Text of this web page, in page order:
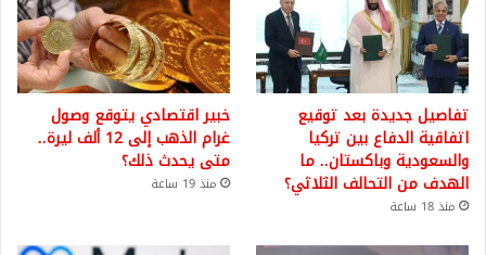
تفاصيل جديدة بعد توقيع
اتفاقية الدفاع بين تركيا
والسعودية وباكستان.. ما
الهدف من التحالف الثلاثي؟
منذ 18 ساعة
خبير اقتصادي يتوقع وصول
غرام الذهب إلى 12 ألف ليرة..
متى يحدث ذلك؟
منذ 19 ساعة